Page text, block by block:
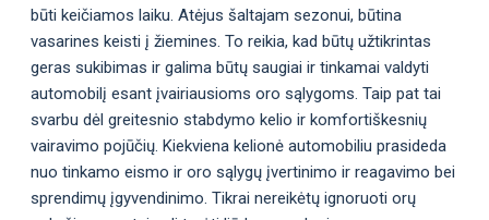
būti keičiamos laiku. Atėjus šaltajam sezonui, būtina
vasarines keisti į žiemines. To reikia, kad būtų užtikrintas
geras sukibimas ir galima būtų saugiai ir tinkamai valdyti
automobilį esant įvairiausioms oro sąlygoms. Taip pat tai
svarbu dėl greitesnio stabdymo kelio ir komfortiškesnių
vairavimo pojūčių. Kiekviena kelionė automobiliu prasideda
nuo tinkamo eismo ir oro sąlygų įvertinimo ir reagavimo bei
sprendimų įgyvendinimo. Tikrai nereikėtų ignoruoti orų